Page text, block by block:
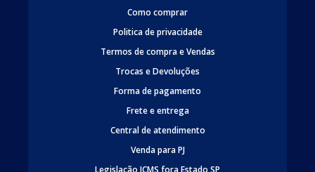
Como comprar
Politica de privacidade
Termos de compra e Vendas
Trocas e Devoluções
Forma de pagamento
Frete e entrega
Central de atendimento
Venda para PJ